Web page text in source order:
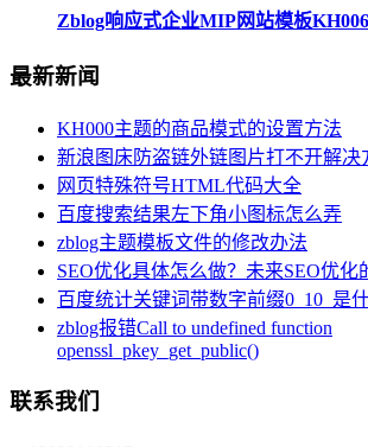
Zblog响应式企业MIP网站模板KH006
最新新闻
KH000主题的商品模式的设置方法
新浪图床防盗链外链图片打不开解决
网页特殊符号HTML代码大全
百度搜索结果左下角小图标怎么弄
zblog主题模板文件的修改办法
SEO优化具体怎么做？未来SEO优化
百度统计关键词带数字前缀0_10_是
zblog报错Call to undefined function
openssl_pkey_get_public()
联系我们